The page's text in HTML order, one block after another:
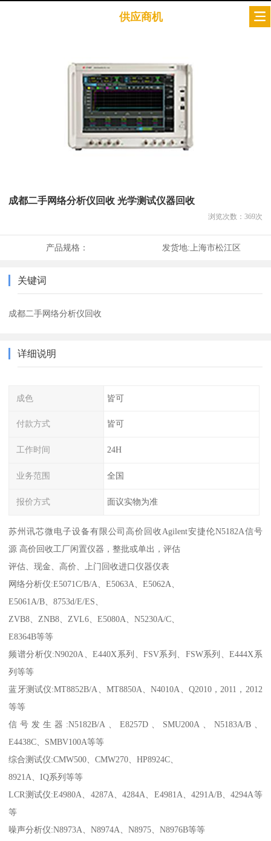
供应商机
成都二手网络分析仪回收 光学测试仪器回收
浏览次数： 369次
产品规格： 发货地:上海市松江区
关键词
成都二手网络分析仪回收
详细说明
成色 皆可
付款方式 皆可
工作时间 24H
业务范围 全国
报价方式 面议实物为准
苏州讯芯微电子设备有限公司高价回收Agilent安捷伦N5182A信号
源 高价回收工厂闲置仪器，整批或单出，评估
评估、现金、高价、上门回收进口仪器仪表
网络分析仪:E5071C/B/A、E5063A、E5062A、
E5061A/B、8753d/E/ES、
ZVB8、ZNB8、ZVL6、E5080A、N5230A/C、
E8364B等等
频谱分析仪:N9020A、E440X系列、FSV系列、FSW系列、E444X系
列等等
蓝牙测试仪:MT8852B/A、MT8850A、N4010A、Q2010，2011，2012
等等
信号发生器:N5182B/A、E8257D、SMU200A、N5183A/B、
E4438C、SMBV100A等等
综合测试仪:CMW500、CMW270、HP8924C、
8921A、IQ系列等等
LCR测试仪:E4980A、4287A、4284A、E4981A、4291A/B、4294A等
等
噪声分析仪:N8973A、N8974A、N8975、N8976B等等